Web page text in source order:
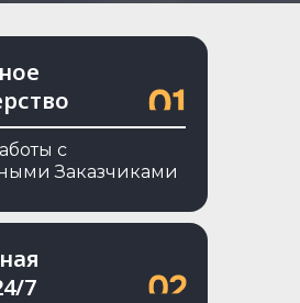
с
Заказчиками
7